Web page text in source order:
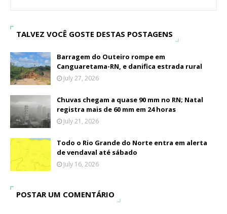
TALVEZ VOCÊ GOSTE DESTAS POSTAGENS
Barragem do Outeiro rompe em
Canguaretama-RN, e danifica estrada rural
July 27, 2026
Chuvas chegam a quase 90 mm no RN; Natal
registra mais de 60 mm em 24 horas
July 21, 2026
Todo o Rio Grande do Norte entra em alerta
de vendaval até sábado
July 16, 2026
POSTAR UM COMENTÁRIO